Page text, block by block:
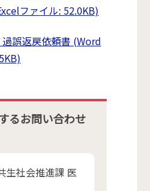
ファイル: 52.0KB)
誤返戻依頼書 (Word
るお問い合わせ
生社会推進課 医